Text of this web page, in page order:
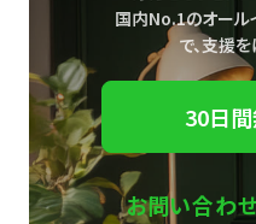
国内No.1のオール
で、支援を
30日
お問い合わ